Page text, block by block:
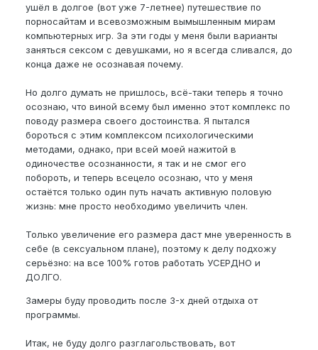
ушёл в долгое (вот уже 7-летнее) путешествие по
порносайтам и всевозможным вымышленным мирам
компьютерных игр. За эти годы у меня были варианты
заняться сексом с девушками, но я всегда сливался, до
конца даже не осознавая почему.
Но долго думать не пришлось, всё-таки теперь я точно
осознаю, что виной всему был именно этот комплекс по
поводу размера своего достоинства. Я пытался
бороться с этим комплексом психологическими
методами, однако, при всей моей нажитой в
одиночестве осознанности, я так и не смог его
побороть, и теперь всецело осознаю, что у меня
остаётся только один путь начать активную половую
жизнь: мне просто необходимо увеличить член.
Только увеличение его размера даст мне уверенность в
себе (в сексуальном плане), поэтому к делу подхожу
серьёзно: на все 100% готов работать УСЕРДНО и
ДОЛГО.
Замеры буду проводить после 3-х дней отдыха от
программы.
Итак, не буду долго разглагольствовать, вот